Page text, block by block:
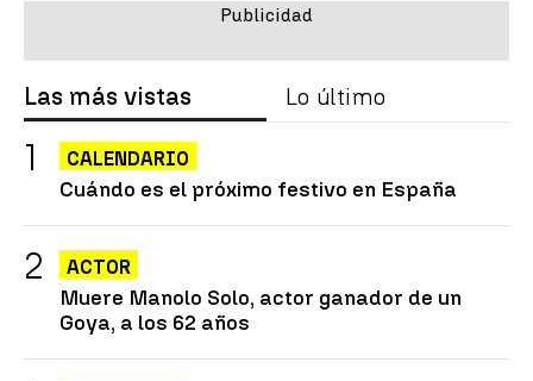
Las más vistas Lo último
CALENDARIO
Cuándo es el próximo festivo en España
ACTOR
Muere Manolo Solo, actor ganador de un
Goya, a los 62 años